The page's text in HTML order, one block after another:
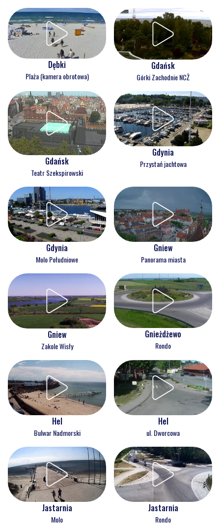
Dębki
Plaża (kamera obrotowa)
Gdańsk
Górki Zachodnie NCŻ
Gdańsk
Teatr Szekspirowski
Gdynia
Przystań jachtowa
Gdynia
Molo Południowe
Gniew
Panorama miasta
Gniew
Zakole Wisły
Gnieżdżewo
Rondo
Hel
Bulwar Nadmorski
Hel
ul. Dworcowa
Jastarnia
Molo
Jastarnia
Rondo